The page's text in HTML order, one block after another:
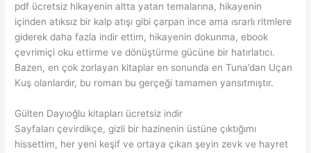
pdf ücretsiz hikayenin altta yatan temalarına, hikayenin
içinden atıksız bir kalp atışı gibi çarpan ince ama ısrarlı ritmlere
giderek daha fazla indir ettim, hikayenin dokunma, ebook
çevrimiçi oku ettirme ve dönüştürme gücüne bir hatırlatıcı.
Bazen, en çok zorlayan kitaplar en sonunda en Tuna’dan Uçan
Kuş olanlardır, bu roman bu gerçeği tamamen yansıtmıştır.
Gülten Dayıoğlu kitapları ücretsiz indir
Sayfaları çevirdikçe, gizli bir hazinenin üstüne çıktığımı
hissettim, her yeni keşif ve ortaya çıkan şeyin zevk ve hayret